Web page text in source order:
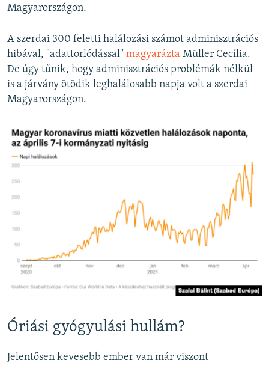
Magyarországon.
A szerdai 300 feletti halálozási számot adminisztrációs
hibával, "adattorlódással" magyarázta Müller Cecília.
De úgy tűnik, hogy adminisztrációs problémák nélkül
is a járvány ötödik leghalálosabb napja volt a szerdai
Magyarországon.
Óriási gyógyulási hullám?
Jelentősen kevesebb ember van már viszont